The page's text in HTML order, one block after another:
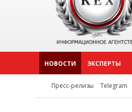
НОВОСТИ ЭКСПЕРТЫ
Пресс-релизы Telegram